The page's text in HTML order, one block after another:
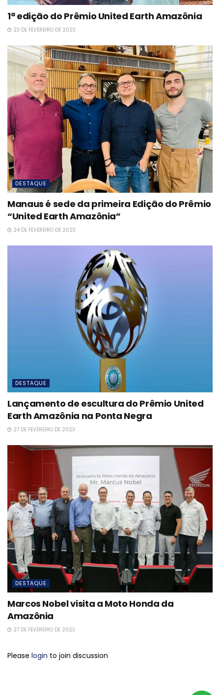
1ª edição do Prêmio United Earth Amazônia
23 DE FEVEREIRO DE 2023
DESTAQUE
Manaus é sede da primeira Edição do Prêmio
“United Earth Amazônia”
24 DE FEVEREIRO DE 2023
DESTAQUE
Lançamento de escultura do Prêmio United
Earth Amazônia na Ponta Negra
27 DE FEVEREIRO DE 2023
DESTAQUE
Marcos Nobel visita a Moto Honda da
Amazônia
27 DE FEVEREIRO DE 2023
Please login to join discussion